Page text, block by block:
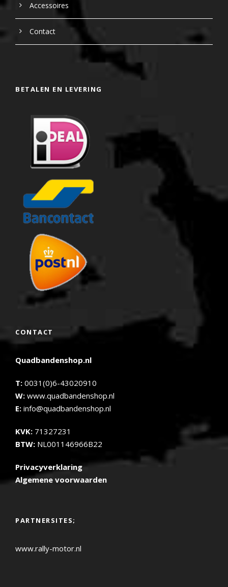
Accessoires
Contact
BETALEN EN LEVERING
CONTACT
Quadbandenshop.nl
T: 0031(0)6-43020910
W: www.quadbandenshop.nl
E: info@quadbandenshop.nl
KVK: 71327231
BTW: NL001146966B22
Privacyverklaring
Algemene voorwaarden
PARTNERSITES;
www.rally-motor.nl